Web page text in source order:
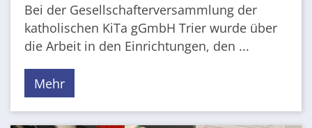
Bei der Gesellschafterversammlung der
katholischen KiTa gGmbH Trier wurde über
die Arbeit in den Einrichtungen, den ...
Mehr